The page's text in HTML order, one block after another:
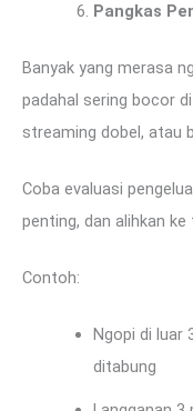
Pangkas
Banyak yang merasa
padahal sering bocor
streaming dobel, atau
Coba evaluasi
penting, dan alihkan ke
Contoh:
Ngopi di luar
ditabung